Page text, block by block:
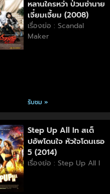
หลานใครหว่า ป่วนซ่านาย
เจี๋ยมเจี้ยม (2008)
เรื่องย่อ : Scandal
Maker
รับชม »
Step Up All In สเต็
ปอัพโดนใจ หัวใจโดนเธอ
5 (2014)
เรื่องย่อ : Step Up All I